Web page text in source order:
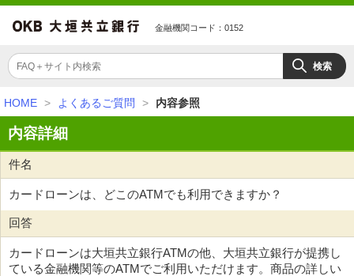
金融機関コード：0152
HOME > よくあるご質問 > 内容参照
内容詳細
件名
カードローンは、どこのATMでも利用できますか？
回答
カードローンは大垣共立銀行ATMの他、大垣共立銀行が提携し
ている金融機関等のATMでご利用いただけます。商品の詳しい